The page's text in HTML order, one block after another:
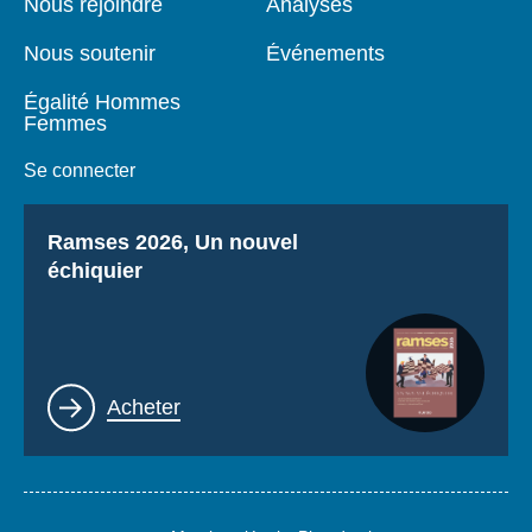
Nous rejoindre
Nous soutenir
Égalité Hommes
Femmes
Se connecter
Analyses
Événements
Titre
Ramses 2026, Un nouvel
échiquier
Lien
Acheter